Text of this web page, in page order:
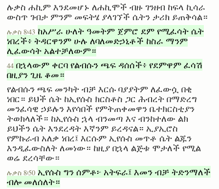
ሉቃስ ሐኪም እንደመሆኑ ለሐኪሞች ብዙ ገንዘብ ከፍላ ኪሳራ
ውስጥ ገብታ ምንም መፍትሄ ያላገኘች ሴትን ታሪክ ይጠቅሳል።
ሉቃስ 8፡43 ከአሥራ ሁለት ዓመትም ጀምሮ ደም የሚፈሳት ሴት
ነበረች፥ ትዳርዋንም ሁሉ ለባለመድኃኒቶች ከስራ ማንም
ሊፈውሳት አልተቻለውም።
44 በኋላውም ቀርባ የልብሱን ጫፍ ዳሰሰች፥ የደምዋም ፈሳሽ
በዚያን ጊዜ ቆመ።
የልብሱን ጫፍ መንካት ብቻ እርሱ ባያያትም ለፈውሷ በቂ
ነበር። ይህች ሴት ከኢየሱስ ክርስቶስ ጋር ሕብረት በማድረግ
መንፈሳዊ ኃይሉን እየሳበች የምትጠቀመዋን ቤተክርስቲያን
ትወክላለች። ከኢየሱስ ኋላ ብንመጣ እና ብንከተለው ልክ
ይህችን ሴት እንደረዳት እኛንም ይረዳናል። ኢያኢሮስ
የምኩራብ አለቃ ነበረ፤ እርሱም ኢየሱስ መጥቶ ሴት ልጁን
እንዲፈውስለት ለመነው። ከዚያ በኋላ ልጅቱ ሞታለች የሚል
ወሬ ደረሳቸው።
ሉቃስ 8፡50 ኢየሱስ ግን ሰምቶ፦ አትፍራ፤ እመን ብቻ ትድንማለች
ብሎ መለሰለት።